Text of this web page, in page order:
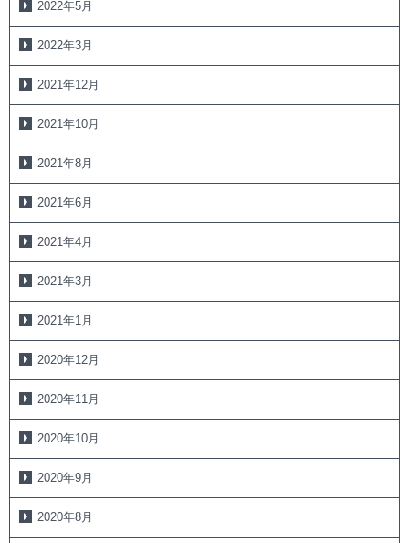
2022年5月
2022年3月
2021年12月
2021年10月
2021年8月
2021年6月
2021年4月
2021年3月
2021年1月
2020年12月
2020年11月
2020年10月
2020年9月
2020年8月